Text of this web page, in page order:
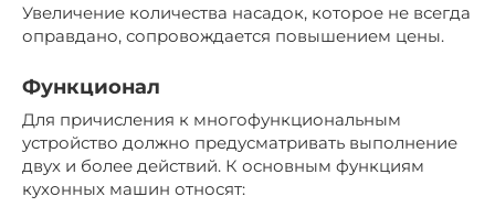
Увеличение количества насадок, которое не всегда
оправдано, сопровождается повышением цены.
Функционал
Для причисления к многофункциональным
устройство должно предусматривать выполнение
двух и более действий. К основным функциям
кухонных машин относят: